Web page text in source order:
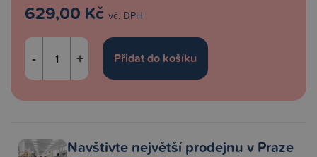
629,00 Kč vč. DPH
- +
Navštivte největší prodejnu v Praze